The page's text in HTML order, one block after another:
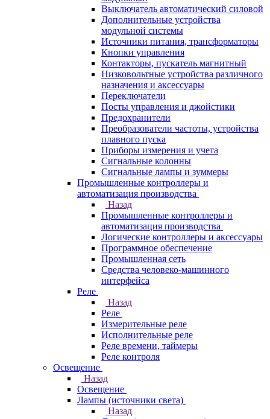
Выключатель автоматический силовой
Дополнительные устройства
модульной системы
Источники питания, трансформаторы
Кнопки управления
Контакторы, пускатель магнитный
Низковольтные устройства различного
назначения и аксессуары
Переключатели
Посты управления и джойстики
Предохранители
Преобразователи частоты, устройства
плавного пуска
Приборы измерения и учета
Сигнальные колонны
Сигнальные лампы и зуммеры
Промышленные контроллеры и
автоматизация производства
Назад
Промышленные контроллеры и
автоматизация производства
Логические контроллеры и аксессуары
Программное обеспечение
Промышленная сеть
Средства человеко-машинного
интерфейса
Реле
Назад
Реле
Измерительные реле
Исполнительные реле
Реле времени, таймеры
Реле контроля
Освещение
Назад
Освещение
Лампы (источники света)
Назад